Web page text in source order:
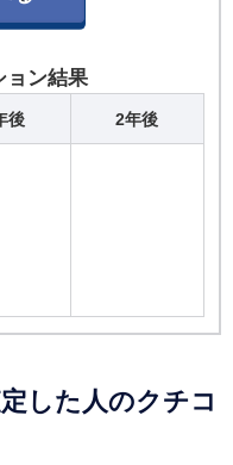
ョン結果
後 2年後
した人のクチコ